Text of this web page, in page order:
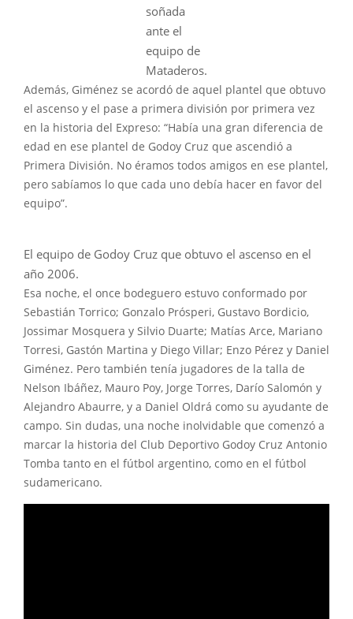
soñada
ante el
equipo de
Mataderos.
Además, Giménez se acordó de aquel plantel que obtuvo
el ascenso y el pase a primera división por primera vez
en la historia del Expreso: “Había una gran diferencia de
edad en ese plantel de Godoy Cruz que ascendió a
Primera División. No éramos todos amigos en ese plantel,
pero sabíamos lo que cada uno debía hacer en favor del
equipo”.
El equipo de Godoy Cruz que obtuvo el ascenso en el
año 2006.
Esa noche, el once bodeguero estuvo conformado por
Sebastián Torrico; Gonzalo Prósperi, Gustavo Bordicio,
Jossimar Mosquera y Silvio Duarte; Matías Arce, Mariano
Torresi, Gastón Martina y Diego Villar; Enzo Pérez y Daniel
Giménez. Pero también tenía jugadores de la talla de
Nelson Ibáñez, Mauro Poy, Jorge Torres, Darío Salomón y
Alejandro Abaurre, y a Daniel Oldrá como su ayudante de
campo. Sin dudas, una noche inolvidable que comenzó a
marcar la historia del Club Deportivo Godoy Cruz Antonio
Tomba tanto en el fútbol argentino, como en el fútbol
sudamericano.